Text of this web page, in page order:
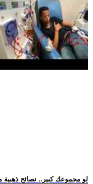
.. لو مجموعك كبير.. نصائح